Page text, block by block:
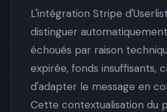
L'intégration Stripe
distinguer
échoués par raison
expirée, fonds insuffisants,
d'adapter le message en
Cette contextualisation du